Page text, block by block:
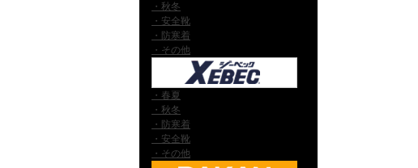
・秋冬
・安全靴
・防寒着
・その他
・春夏
・秋冬
・防寒着
・安全靴
・その他